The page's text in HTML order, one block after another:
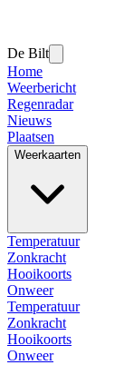
De Bilt
Home
Weerbericht
Regenradar
Nieuws
Plaatsen
Weerkaarten
Temperatuur
Zonkracht
Hooikoorts
Onweer
Temperatuur
Zonkracht
Hooikoorts
Onweer